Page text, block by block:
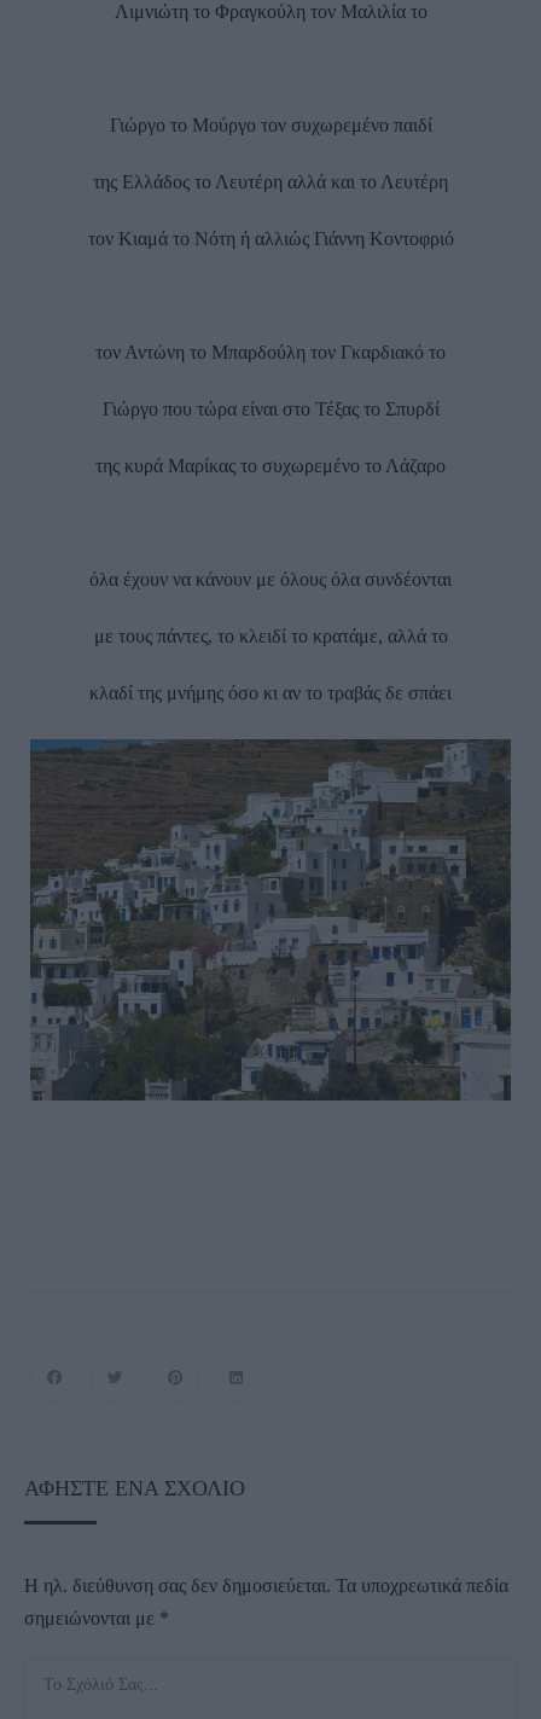
Λιμνιώτη το Φραγκούλη τον Μαλιλία το
Γιώργο το Μούργο τον συχωρεμένο παιδί
της Ελλάδος το Λευτέρη αλλά και το Λευτέρη
τον Κιαμά το Νότη ή αλλιώς Γιάννη Κοντοφριό
τον Αντώνη το Μπαρδούλη τον Γκαρδιακό το
Γιώργο που τώρα είναι στο Τέξας το Σπυρδί
της κυρά Μαρίκας το συχωρεμένο το Λάζαρο
όλα έχουν να κάνουν με όλους όλα συνδέονται
με τους πάντες, το κλειδί το κρατάμε, αλλά το
κλαδί της μνήμης όσο κι αν το τραβάς δε σπάει
ΑΦΉΣΤΕ ΈΝΑ ΣΧΌΛΙΟ
Η ηλ. διεύθυνση σας δεν δημοσιεύεται. Τα υποχρεωτικά πεδία
σημειώνονται με *